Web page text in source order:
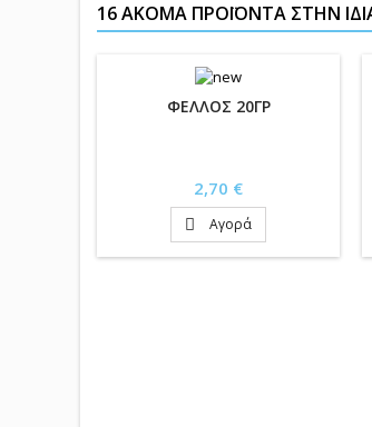
16 ΑΚΌΜΑ ΠΡΟΪΌΝΤΑ ΣΤΗΝ
ΦΕΛΛΟΣ 20ΓΡ
Τιμή
2,70 €
 Αγορά